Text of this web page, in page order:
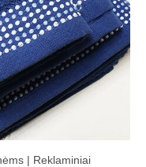
| Reklaminiai